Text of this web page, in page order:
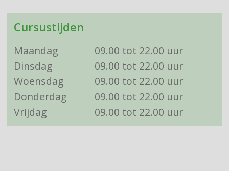
Cursustijden
Maandag
09.00 tot 22.00 uur
Dinsdag
09.00 tot 22.00 uur
Woensdag
09.00 tot 22.00 uur
Donderdag
09.00 tot 22.00 uur
Vrijdag
09.00 tot 22.00 uur